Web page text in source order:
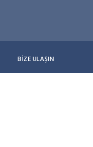
BIZE ULAŞIN